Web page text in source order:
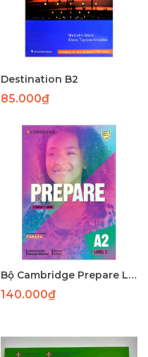
Destination B2
85.000₫
Bộ Cambridge Prepare Level 2
140.000₫